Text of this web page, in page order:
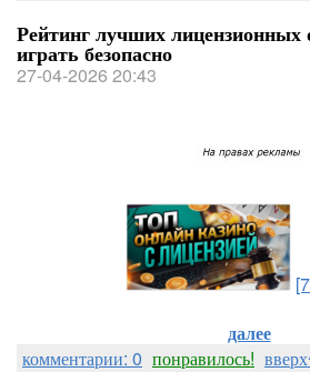
Рейтинг лучших лицензионных
играть безопасно
27-04-2026 20:43
далее
комментарии: 0 понравилось!